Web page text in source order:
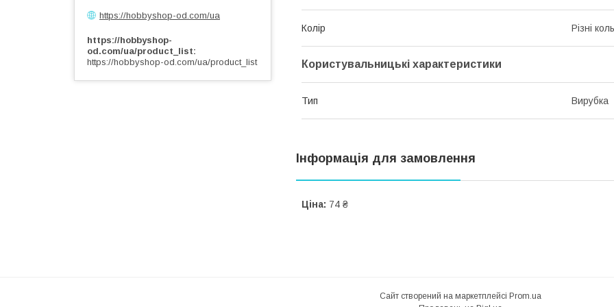
Колір Різні
Користувальницькі характеристики
Тип Вирубка
Інформація для замовлення
Ціна: 74 ₴
https://hobbyshop-od.com/ua
https://hobbyshop-
od.com/ua/product_list
https://hobbyshop-od.com/ua/product_list
Сайт створений на маркетплейсі Prom.ua